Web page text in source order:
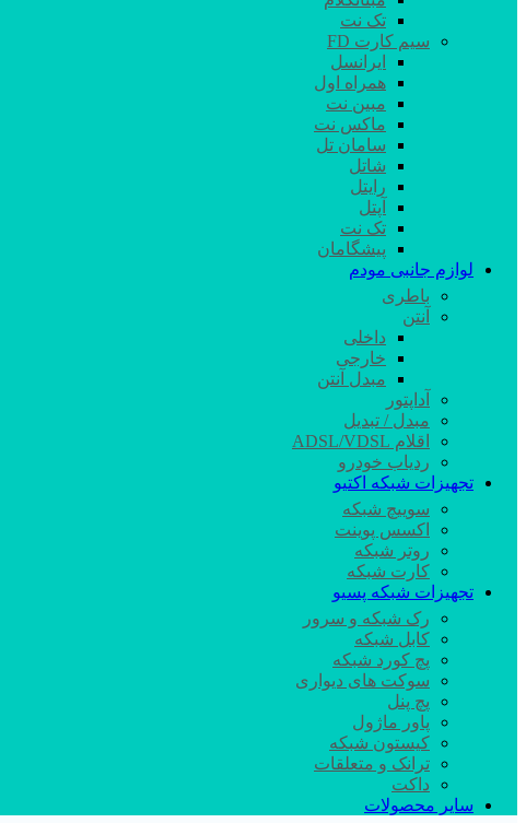
تک نت
سیم کارت FD
ایرانسل
همراه اول
مبین نت
ماکس نت
سامان تل
شاتل
رایتل
آپتل
تک نت
پیشگامان
لوازم جانبی مودم
باطری
آنتن
داخلی
خارجی
مبدل آنتن
آداپتور
مبدل / تبدیل
اقلام ADSL/VDSL
ردیاب خودرو
تجهیزات شبکه اکتیو
سوییچ شبکه
اکسس پوینت
روتر شبکه
کارت شبکه
تجهیزات شبکه پسیو
رک شبکه و سرور
کابل شبکه
پچ کورد شبکه
سوکت های دیواری
پچ پنل
پاور ماژول
کیستون شبکه
ترانک و متعلقات
داکت
سایر محصولات